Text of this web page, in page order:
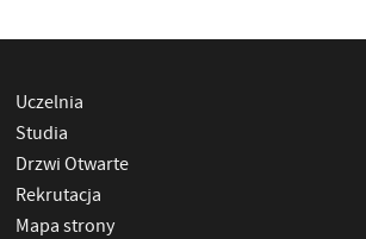
Uczelnia
Studia
Drzwi Otwarte
Rekrutacja
Mapa strony